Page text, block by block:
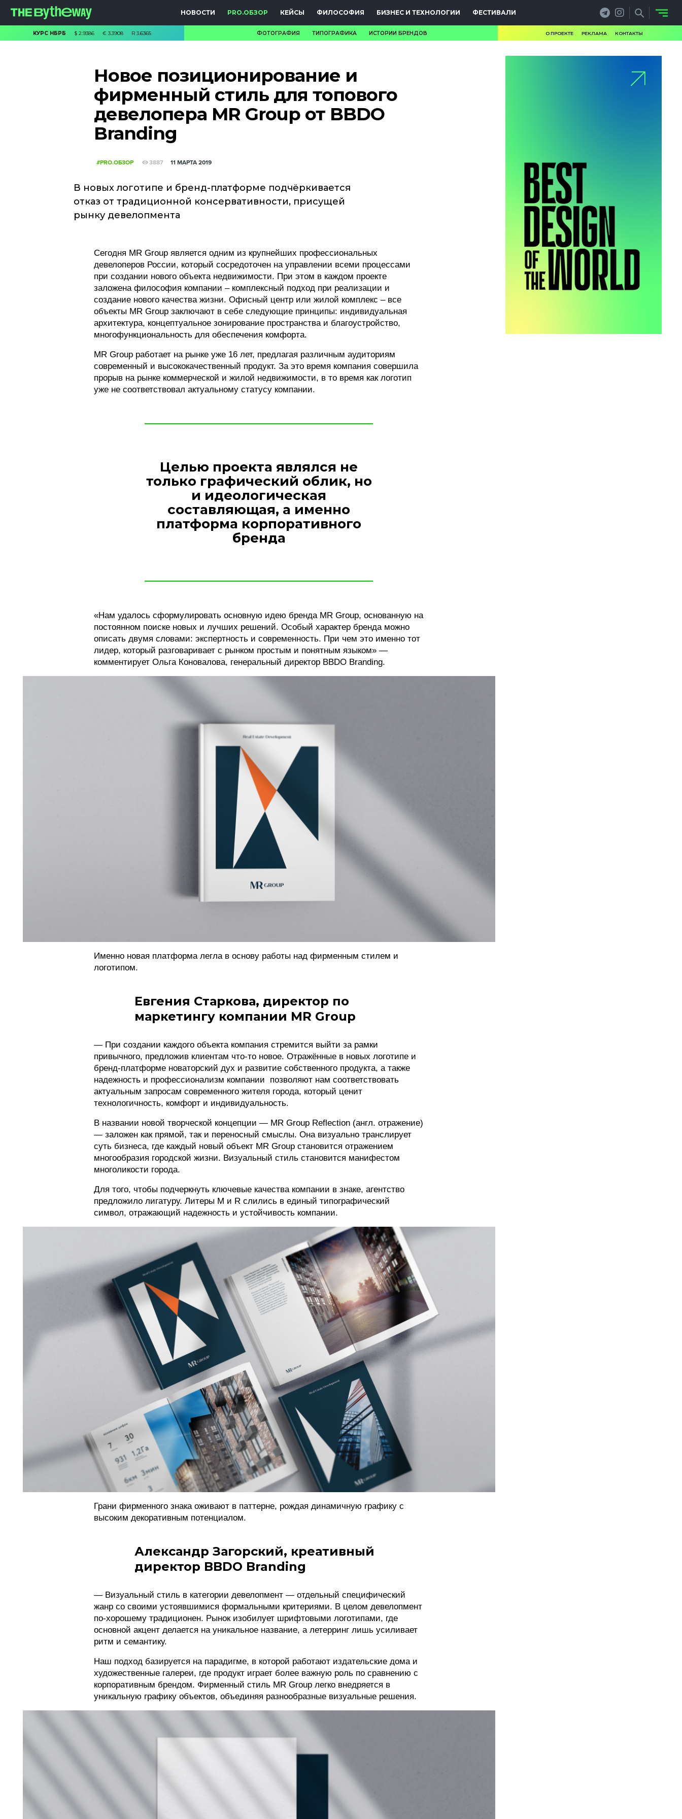
НОВОСТИ PRO.ОБЗОР КЕЙСЫ ФИЛОСОФИЯ БИЗНЕС И ТЕХНОЛОГИИ ФЕСТИВАЛИ
КУРС НБРБ $2.9386 € 3.3908 R3.6365 ФОТОГРАФИЯ ТИПОГРАФИКА ИСТОРИИ БРЕНДОВ О ПРОЕКТЕ РЕКЛАМА КОНТАКТЫ
Новое позиционирование и
фирменный стиль для топового
девелопера MR Group от BBDO
Branding
#PRO.ОБЗОР 3887 11 МАРТА 2019
В новых логотипе и бренд-платформе подчёркивается
отказ от традиционной консервативности, присущей
рынку девелопмента
Сегодня MR Group является одним из крупнейших профессиональных
девелоперов России, который сосредоточен на управлении всеми процессами
при создании нового объекта недвижимости. При этом в каждом проекте
заложена философия компании – комплексный подход при реализации и
создание нового качества жизни. Офисный центр или жилой комплекс – все
объекты MR Group заключают в себе следующие принципы: индивидуальная
архитектура, концептуальное зонирование пространства и благоустройство,
многофункциональность для обеспечения комфорта.
MR Group работает на рынке уже 16 лет, предлагая различным аудиториям
современный и высококачественный продукт. За это время компания совершила
прорыв на рынке коммерческой и жилой недвижимости, в то время как логотип
уже не соответствовал актуальному статусу компании.
Целью проекта являлся не
только графический облик, но
и идеологическая
составляющая, а именно
платформа корпоративного
бренда
«Нам удалось сформулировать основную идею бренда MR Group, основанную на
постоянном поиске новых и лучших решений. Особый характер бренда можно
описать двумя словами: экспертность и современность. При чем это именно тот
лидер, который разговаривает с рынком простым и понятным языком» —
комментирует Ольга Коновалова, генеральный директор BBDO Branding.
Именно новая платформа легла в основу работы над фирменным стилем и
логотипом.
Евгения Старкова, директор по
маркетингу компании MR Group
— При создании каждого объекта компания стремится выйти за рамки
привычного, предложив клиентам что-то новое. Отражённые в новых логотипе и
бренд-платформе новаторский дух и развитие собственного продукта, а также
надежность и профессионализм компании позволяют нам соответствовать
актуальным запросам современного жителя города, который ценит
технологичность, комфорт и индивидуальность.
В названии новой творческой концепции — MR Group Reflection (англ. отражение)
— заложен как прямой, так и переносный смыслы. Она визуально транслирует
суть бизнеса, где каждый новый объект MR Group становится отражением
многообразия городской жизни. Визуальный стиль становится манифестом
многоликости города.
Для того, чтобы подчеркнуть ключевые качества компании в знаке, агентство
предложило лигатуру. Литеры M и R слились в единый типографический
символ, отражающий надежность и устойчивость компании.
Грани фирменного знака оживают в паттерне, рождая динамичную графику с
высоким декоративным потенциалом.
Александр Загорский, креативный
директор BBDO Branding
— Визуальный стиль в категории девелопмент — отдельный специфический
жанр со своими устоявшимися формальными критериями. В целом девелопмент
по-хорошему традиционен. Рынок изобилует шрифтовыми логотипами, где
основной акцент делается на уникальное название, а летерринг лишь усиливает
ритм и семантику.
Наш подход базируется на парадигме, в которой работают издательские дома и
художественные галереи, где продукт играет более важную роль по сравнению с
корпоративным брендом. Фирменный стиль MR Group легко внедряется в
уникальную графику объектов, объединяя разнообразные визуальные решения.
PRO.ОБЗОР
КЕЙСЫ
ТЕХНОЛОГИИ
ФЕСТИВАЛИ
ТИПОГРАФИКА
ИСТОРИИ БРЕНДОВ
О ПРОЕКТЕ
РЕКЛАМА